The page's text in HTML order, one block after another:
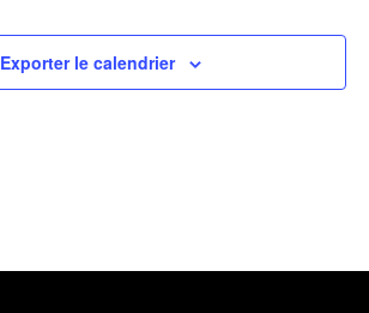
Exporter le calendrier